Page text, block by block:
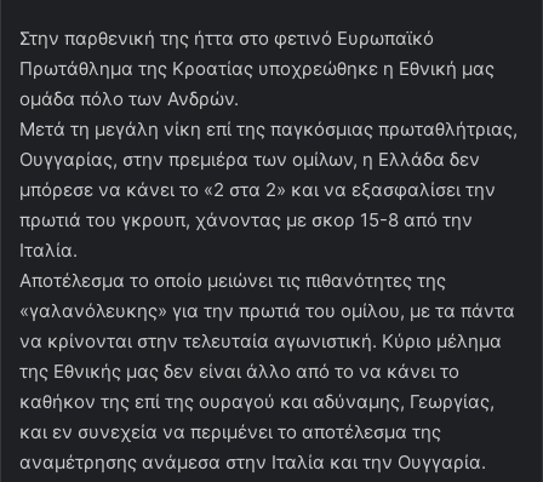
Στην παρθενική της ήττα στο φετινό Ευρωπαϊκό
Πρωτάθλημα της Κροατίας υποχρεώθηκε η Εθνική μας
ομάδα πόλο των Ανδρών.
Μετά τη μεγάλη νίκη επί της παγκόσμιας πρωταθλήτριας,
Ουγγαρίας, στην πρεμιέρα των ομίλων, η Ελλάδα δεν
μπόρεσε να κάνει το «2 στα 2» και να εξασφαλίσει την
πρωτιά του γκρουπ, χάνοντας με σκορ 15-8 από την
Ιταλία.
Αποτέλεσμα το οποίο μειώνει τις πιθανότητες της
«γαλανόλευκης» για την πρωτιά του ομίλου, με τα πάντα
να κρίνονται στην τελευταία αγωνιστική. Κύριο μέλημα
της Εθνικής μας δεν είναι άλλο από το να κάνει το
καθήκον της επί της ουραγού και αδύναμης, Γεωργίας,
και εν συνεχεία να περιμένει το αποτέλεσμα της
αναμέτρησης ανάμεσα στην Ιταλία και την Ουγγαρία.